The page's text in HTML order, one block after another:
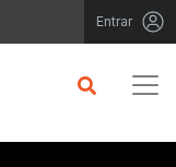
Entrar